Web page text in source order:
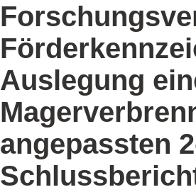
Auslegung
angepassten